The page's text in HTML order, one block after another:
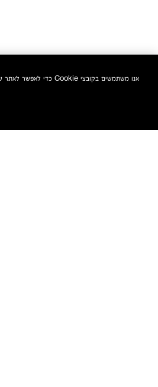
אנו משתמשים בקובצי Cookie כדי לאפשר לאתר שלנו לפעול כהלכה, להתאים אישית תוכן ומודעות, לספק תכונות מדיה חברתית ולנתח את התעבורה באתר. בנוסף, אנו משתפים מידע אודות השימוש שלך באתר שלנו עם המדיה החברתית ושותפי הפרסום והניתוח שלנו.